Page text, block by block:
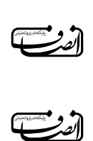
content